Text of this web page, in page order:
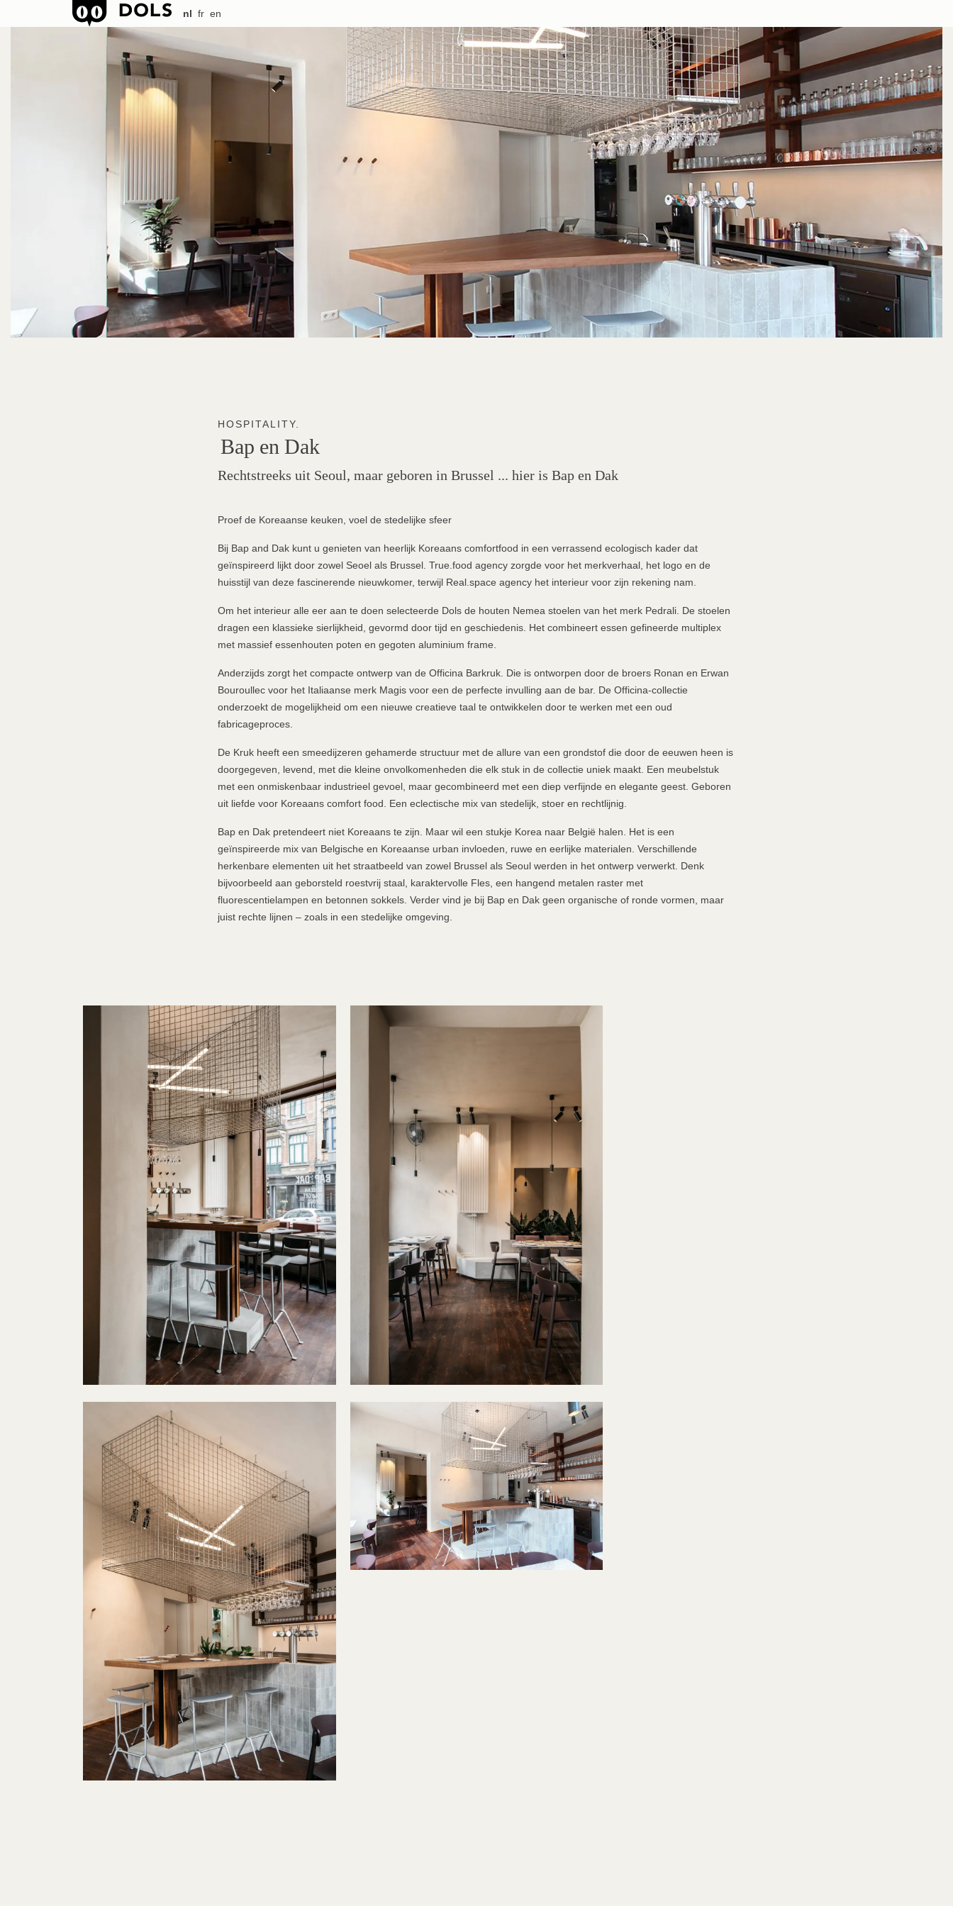
nl fr en
HOSPITALITY.
Bap en Dak
Rechtstreeks uit Seoul, maar geboren in Brussel ... hier is Bap en Dak
Proef de Koreaanse keuken, voel de stedelijke sfeer
Bij Bap and Dak kunt u genieten van heerlijk Koreaans comfortfood in een verrassend ecologisch kader dat
geïnspireerd lijkt door zowel Seoel als Brussel. True.food agency zorgde voor het merkverhaal, het logo en de
huisstijl van deze fascinerende nieuwkomer, terwijl Real.space agency het interieur voor zijn rekening nam.
Om het interieur alle eer aan te doen selecteerde Dols de houten Nemea stoelen van het merk Pedrali. De stoelen
dragen een klassieke sierlijkheid, gevormd door tijd en geschiedenis. Het combineert essen gefineerde multiplex
met massief essenhouten poten en gegoten aluminium frame.
Anderzijds zorgt het compacte ontwerp van de Officina Barkruk. Die is ontworpen door de broers Ronan en Erwan
Bouroullec voor het Italiaanse merk Magis voor een de perfecte invulling aan de bar. De Officina-collectie
onderzoekt de mogelijkheid om een nieuwe creatieve taal te ontwikkelen door te werken met een oud
fabricageproces.
De Kruk heeft een smeedijzeren gehamerde structuur met de allure van een grondstof die door de eeuwen heen is
doorgegeven, levend, met die kleine onvolkomenheden die elk stuk in de collectie uniek maakt. Een meubelstuk
met een onmiskenbaar industrieel gevoel, maar gecombineerd met een diep verfijnde en elegante geest. Geboren
uit liefde voor Koreaans comfort food. Een eclectische mix van stedelijk, stoer en rechtlijnig.
Bap en Dak pretendeert niet Koreaans te zijn. Maar wil een stukje Korea naar België halen. Het is een
geïnspireerde mix van Belgische en Koreaanse urban invloeden, ruwe en eerlijke materialen. Verschillende
herkenbare elementen uit het straatbeeld van zowel Brussel als Seoul werden in het ontwerp verwerkt. Denk
bijvoorbeeld aan geborsteld roestvrij staal, karaktervolle Fles, een hangend metalen raster met
fluorescentielampen en betonnen sokkels. Verder vind je bij Bap en Dak geen organische of ronde vormen, maar
juist rechte lijnen – zoals in een stedelijke omgeving.